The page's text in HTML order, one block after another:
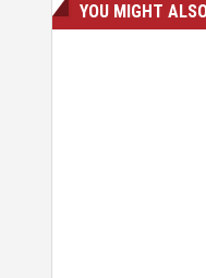
YOU MIGHT